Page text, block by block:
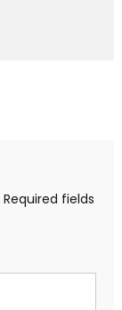
Required fields